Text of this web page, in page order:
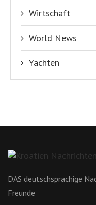
Wirtschaft
World News
Yachten
DAS deutschsprachige
Freunde